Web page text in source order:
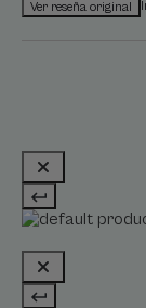
Ver reseña original